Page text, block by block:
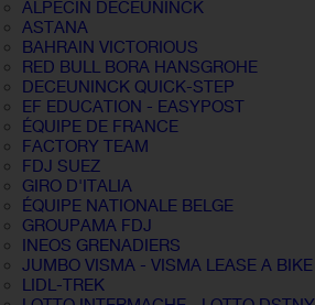
ALPECIN DECEUNINCK
ASTANA
BAHRAIN VICTORIOUS
RED BULL BORA HANSGROHE
DECEUNINCK QUICK-STEP
EF EDUCATION - EASYPOST
ÉQUIPE DE FRANCE
FACTORY TEAM
FDJ SUEZ
GIRO D'ITALIA
ÉQUIPE NATIONALE BELGE
GROUPAMA FDJ
INEOS GRENADIERS
JUMBO VISMA - VISMA LEASE A BIKE
LIDL-TREK